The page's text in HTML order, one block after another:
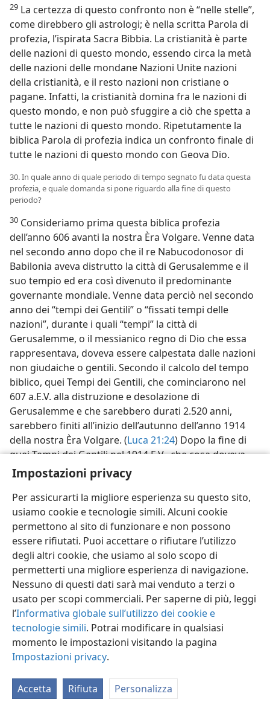
Impostazioni privacy
Per assicurarti la migliore esperienza su questo sito,
usiamo cookie e tecnologie simili. Alcuni cookie
permettono al sito di funzionare e non possono
essere rifiutati. Puoi accettare o rifiutare l’utilizzo
degli altri cookie, che usiamo al solo scopo di
permetterti una migliore esperienza di navigazione.
Nessuno di questi dati sarà mai venduto a terzi o
usato per scopi commerciali. Per saperne di più, leggi
l’Informativa globale sull’utilizzo dei cookie e
tecnologie simili. Potrai modificare in qualsiasi
momento le impostazioni visitando la pagina
Impostazioni privacy.
Accetta Rifiuta Personalizza
29 La certezza di questo confronto non è “nelle stelle”,
come direbbero gli astrologi; è nella scritta Parola di
profezia, l’ispirata Sacra Bibbia. La cristianità è parte
delle nazioni di questo mondo, essendo circa la metà
delle nazioni delle mondane Nazioni Unite nazioni
della cristianità, e il resto nazioni non cristiane o
pagane. Infatti, la cristianità domina fra le nazioni di
questo mondo, e non può sfuggire a ciò che spetta a
tutte le nazioni di questo mondo. Ripetutamente la
biblica Parola di profezia indica un confronto finale di
tutte le nazioni di questo mondo con Geova Dio.
30. In quale anno di quale periodo di tempo segnato fu data questa
profezia, e quale domanda si pone riguardo alla fine di questo
periodo?
30 Consideriamo prima questa biblica profezia
dell’anno 606 avanti la nostra Èra Volgare. Venne data
nel secondo anno dopo che il re Nabucodonosor di
Babilonia aveva distrutto la città di Gerusalemme e il
suo tempio ed era così divenuto il predominante
governante mondiale. Venne data perciò nel secondo
anno dei “tempi dei Gentili” o “fissati tempi delle
nazioni”, durante i quali “tempi” la città di
Gerusalemme, o il messianico regno di Dio che essa
rappresentava, doveva essere calpestata dalle nazioni
non giudaiche o gentili. Secondo il calcolo del tempo
biblico, quei Tempi dei Gentili, che cominciarono nel
607 a.E.V. alla distruzione e desolazione di
Gerusalemme e che sarebbero durati 2.520 anni,
sarebbero finiti all’inizio dell’autunno dell’anno 1914
della nostra Èra Volgare. (Luca 21:24) Dopo la fine di
quei Tempi dei Gentili nel 1914 E.V., che cosa doveva
accadere? La profezia che venne data nel secondo
anno dopo la desolazione di Gerusalemme lo indica.
Lo spiega l’ispirato profeta Daniele.
31. Quale interpretazione diede Daniele del sogno profetico di
Nabucodonosor, e per quanto tempo quella simbolica immagine ha
adombrato la politica mondiale?
Il re della Potenza Mondiale Babilonese ebbe un
sogno profetico che Daniele gli interpretò. Vide una
terrificante immagine metallica, con la testa d’oro, il
petto e le braccia d’argento, il ventre e le cosce di
rame, le gambe di ferro e i piedi di ferro mischiato con
argilla. Poiché Daniele disse che la testa d’oro
rappresentava la dinastia reale di Babilonia, il petto e
potenza mondiale, quella della Media-Persia, il ventre e
le cosce di rame la successiva Potenza Mondiale